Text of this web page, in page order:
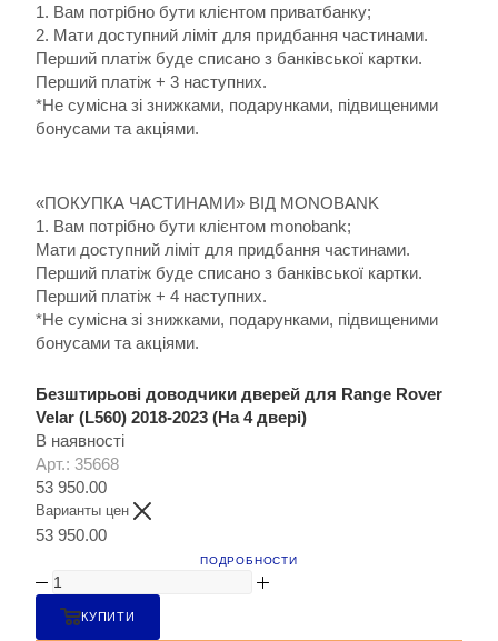
1. Вам потрібно бути клієнтом приватбанку;
2. Мати доступний ліміт для придбання частинами.
Перший платіж буде списано з банківської картки.
Перший платіж + 3 наступних.
*Не сумісна зі знижками, подарунками, підвищеними
бонусами та акціями.
«ПОКУПКА ЧАСТИНАМИ» ВІД MONOBANK
1. Вам потрібно бути клієнтом monobank;
Мати доступний ліміт для придбання частинами.
Перший платіж буде списано з банківської картки.
Перший платіж + 4 наступних.
*Не сумісна зі знижками, подарунками, підвищеними
бонусами та акціями.
Безштирьові доводчики дверей для Range Rover
Velar (L560) 2018-2023 (На 4 двері)
В наявності
Арт.: 35668
53 950.00
Варианты цен
53 950.00
ПОДРОБНОСТИ
КУПИТИ